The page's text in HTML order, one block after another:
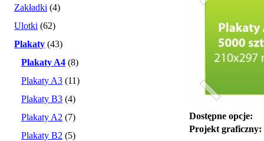
Zakładki (4)
Ulotki (62)
Plakaty (43)
Plakaty A4 (8)
Plakaty A3 (11)
Plakaty B3 (4)
Plakaty A2 (7)
Plakaty B2 (5)
Dostępne opcje:
Projekt graficzny: